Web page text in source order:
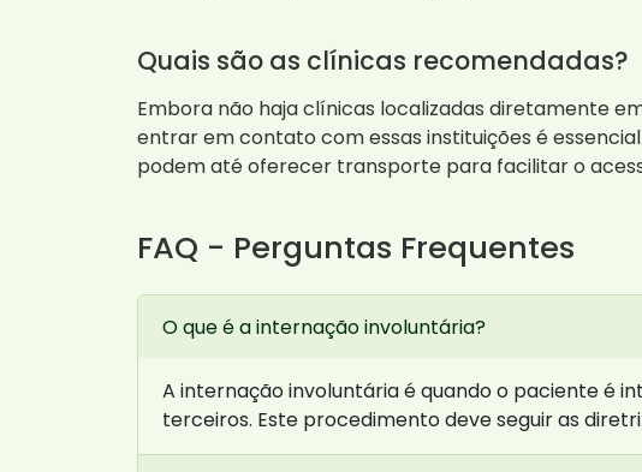
Quais são as clínicas recomendadas?
Embora não haja clínicas localizadas diretamente
entrar em contato com essas instituições é
podem até oferecer transporte para facilitar o
FAQ - Perguntas Frequentes
O que é a internação involuntária?
A internação involuntária é quando o paciente é
terceiros. Este procedimento deve seguir as